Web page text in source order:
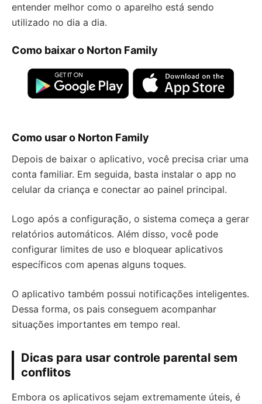
entender melhor como o aparelho está sendo
utilizado no dia a dia.
Como baixar o Norton Family
Como usar o Norton Family
Depois de baixar o aplicativo, você precisa criar uma
conta familiar. Em seguida, basta instalar o app no
celular da criança e conectar ao painel principal.
Logo após a configuração, o sistema começa a gerar
relatórios automáticos. Além disso, você pode
configurar limites de uso e bloquear aplicativos
específicos com apenas alguns toques.
O aplicativo também possui notificações inteligentes.
Dessa forma, os pais conseguem acompanhar
situações importantes em tempo real.
Dicas para usar controle parental sem
conflitos
Embora os aplicativos sejam extremamente úteis, é